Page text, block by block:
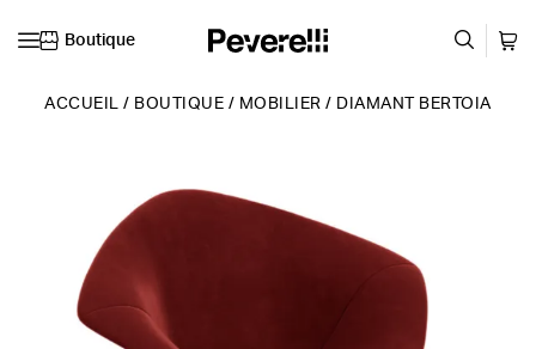
Boutique
ACCUEIL / BOUTIQUE / MOBILIER / DIAMANT BERTOIA